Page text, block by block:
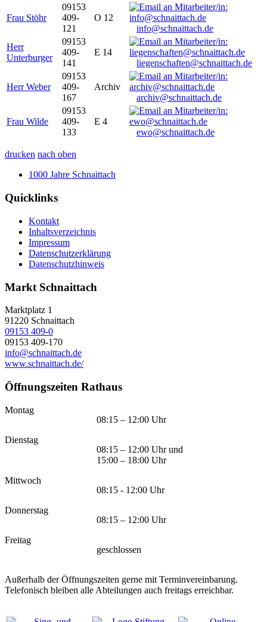
Frau Stöhr
09153
409-
121
O 12
info@schnaittach.de
Herr
Unterburger
09153
409-
141
E 14
liegenschaften@schnaittach.de
Herr Weber
09153
409-
167
Archiv
archiv@schnaittach.de
Frau Wilde
09153
409-
133
E 4
ewo@schnaittach.de
drucken nach oben
1000 Jahre Schnaittach
Quicklinks
Kontakt
Inhaltsverzeichnis
Impressum
Datenschutzerklärung
Datenschutzhinweis
Markt Schnaittach
Marktplatz 1
91220 Schnaittach
09153 409-0
09153 409-170
info@schnaittach.de
www.schnaittach.de/
Öffnungszeiten Rathaus
Montag
08:15 – 12:00 Uhr
Dienstag
08:15 – 12:00 Uhr und
15:00 – 18:00 Uhr
Mittwoch
08:15 - 12:00 Uhr
Donnerstag
08:15 – 12:00 Uhr
Freitag
geschlossen
Außerhalb der Öffnungszeiten gerne mit Terminvereinbarung.
Telefonisch bleiben alle Abteilungen auch freitags erreichbar.